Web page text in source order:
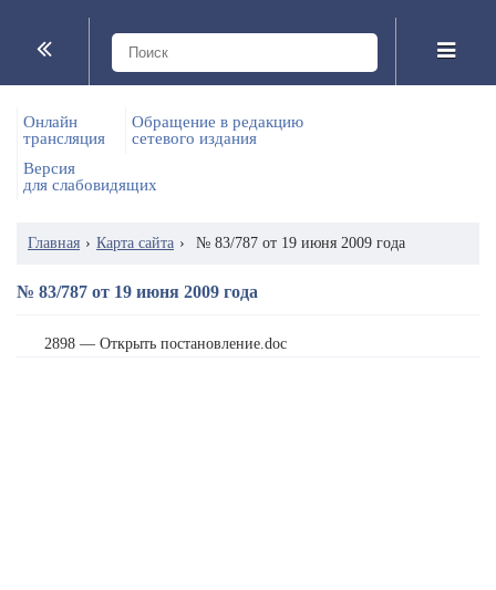
Онлайн
трансляция
Обращение в редакцию
сетевого издания
Версия
для слабовидящих
Главная › Карта сайта › № 83/787 от 19 июня 2009 года
№ 83/787 от 19 июня 2009 года
2898 — Открыть постановление.doc